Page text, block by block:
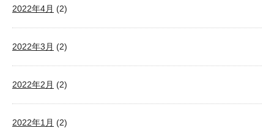
2022年4月 (2)
2022年3月 (2)
2022年2月 (2)
2022年1月 (2)